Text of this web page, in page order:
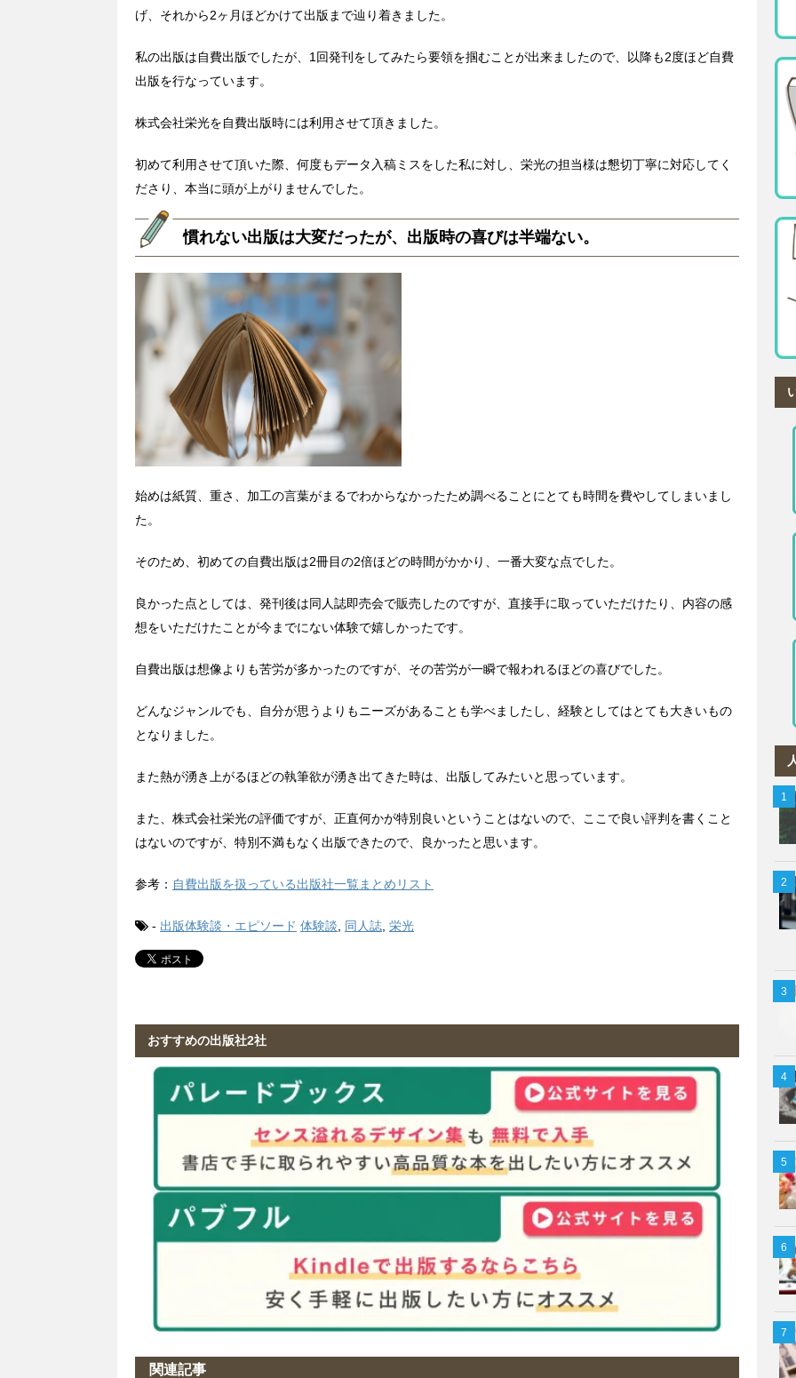
げ、それから2ヶ月ほどかけて出版まで辿り着きました。
私の出版は自費出版でしたが、1回発刊をしてみたら要領を掴むことが出来ましたので、以降も2度ほど自費
出版を行なっています。
株式会社栄光を自費出版時には利用させて頂きました。
初めて利用させて頂いた際、何度もデータ入稿ミスをした私に対し、栄光の担当様は懇切丁寧に対応してく
ださり、本当に頭が上がりませんでした。
慣れない出版は大変だったが、出版時の喜びは半端ない。
始めは紙質、重さ、加工の言葉がまるでわからなかったため調べることにとても時間を費やしてしまいまし
た。
そのため、初めての自費出版は2冊目の2倍ほどの時間がかかり、一番大変な点でした。
良かった点としては、発刊後は同人誌即売会で販売したのですが、直接手に取っていただけたり、内容の感
想をいただけたことが今までにない体験で嬉しかったです。
自費出版は想像よりも苦労が多かったのですが、その苦労が一瞬で報われるほどの喜びでした。
どんなジャンルでも、自分が思うよりもニーズがあることも学べましたし、経験としてはとても大きいもの
となりました。
また熱が湧き上がるほどの執筆欲が湧き出てきた時は、出版してみたいと思っています。
また、株式会社栄光の評価ですが、正直何かが特別良いということはないので、ここで良い評判を書くこと
はないのですが、特別不満もなく出版できたので、良かったと思います。
参考： 自費出版を扱っている出版社一覧まとめリスト
- 出版体験談・エピソード 体験談 同人誌 栄光
おすすめの出版社2社
関連記事